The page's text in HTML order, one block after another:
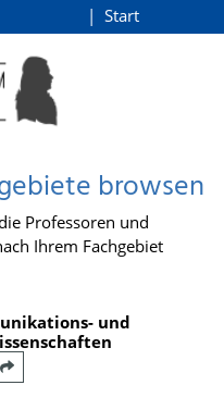
Start
browsen
Professoren und
Ihrem Fachgebiet
und